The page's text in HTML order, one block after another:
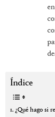
Índice
¿Qué hago si